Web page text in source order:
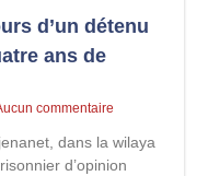
d’un détenu
ans de
commentaire
dans la wilaya
d’opinion